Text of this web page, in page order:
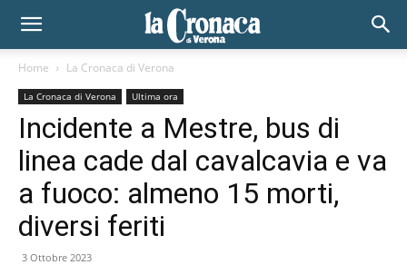
Home La Cronaca di Verona
La Cronaca di Verona Ultima ora
Incidente a Mestre, bus di
linea cade dal cavalcavia e va
a fuoco: almeno 15 morti,
diversi feriti
3 Ottobre 2023